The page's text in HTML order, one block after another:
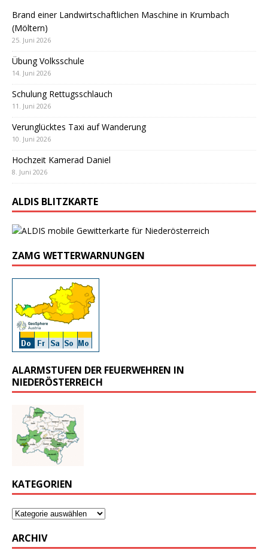
Brand einer Landwirtschaftlichen Maschine in Krumbach
(Möltern)
25. Juni 2026
Übung Volksschule
14. Juni 2026
Schulung Rettugsschlauch
11. Juni 2026
Verunglücktes Taxi auf Wanderung
10. Juni 2026
Hochzeit Kamerad Daniel
8. Juni 2026
ALDIS BLITZKARTE
ZAMG WETTERWARNUNGEN
ALARMSTUFEN DER FEUERWEHREN IN
NIEDERÖSTERREICH
KATEGORIEN
ARCHIV